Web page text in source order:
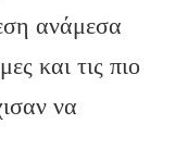
ανάμεσα
και τις πιο
να